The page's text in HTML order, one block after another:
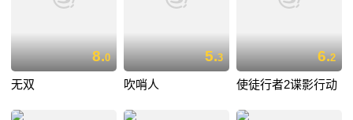
8.0
无双
5.3
吹哨人
6.2
使徒行者2谍影行动